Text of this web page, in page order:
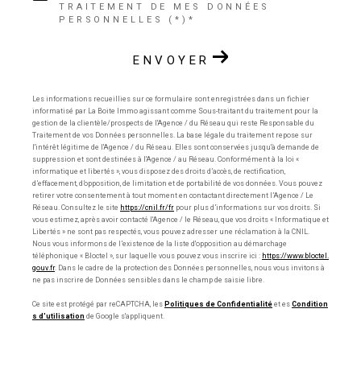
TRAITEMENT DE MES DONNÉES
PERSONNELLES (*)*
ENVOYER
Les informations recueillies sur ce formulaire sont enregistrées dans un fichier
informatisé par La Boite Immo agissant comme Sous-traitant du traitement pour la
gestion de la clientèle/prospects de l'Agence / du Réseau qui reste Responsable du
Traitement de vos Données personnelles. La base légale du traitement repose sur
l'intérêt légitime de l'Agence / du Réseau. Elles sont conservées jusqu'à demande de
suppression et sont destinées à l'Agence / au Réseau. Conformément à la loi «
informatique et libertés », vous disposez des droits d’accès, de rectification,
d’effacement, d’opposition, de limitation et de portabilité de vos données. Vous pouvez
retirer votre consentement à tout moment en contactant directement l’Agence / Le
Réseau. Consultez le site https://cnil.fr/fr pour plus d’informations sur vos droits. Si
vous estimez, après avoir contacté l'Agence / le Réseau, que vos droits « Informatique et
Libertés » ne sont pas respectés, vous pouvez adresser une réclamation à la CNIL.
Nous vous informons de l’existence de la liste d'opposition au démarchage
téléphonique « Bloctel », sur laquelle vous pouvez vous inscrire ici : https://www.bloctel.
gouv.fr. Dans le cadre de la protection des Données personnelles, nous vous invitons à
ne pas inscrire de Données sensibles dans le champ de saisie libre.
Ce site est protégé par reCAPTCHA, les Politiques de Confidentialité et es Condition
s d'utilisation de Google s'appliquent.